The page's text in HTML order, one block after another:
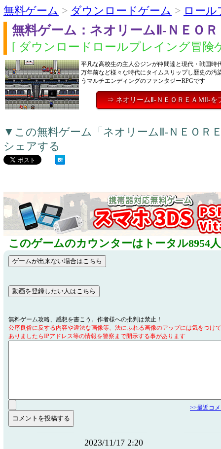
無料ゲーム > ダウンロードゲーム > ロー
無料ゲーム：ネオリームⅡ-ＮＥＯＲ
[ ダウンロードロールプレイング冒険
平凡な高校生の主人公ジンが仲間達と現代・戦国時
万年前など様々な時代にタイムスリップし歴史の汚
うマルチエンディングのファンタジーRPGです
⇒ ネオリームⅡ-ＮＥＯＲＥＡＭⅡ-を
▼この無料ゲーム「ネオリームⅡ-ＮＥＯＲ
シェアする
このゲームのカウンターはトータル8954
無料ゲーム攻略、感想を書こう。作者様への批判は禁止！
公序良俗に反する内容や違法な画像等、法にふれる画像のアップには気をつけ
ありましたらIPアドレス等の情報を警察まで開示する事があります
>>最近コ
2023/11/17 2:20